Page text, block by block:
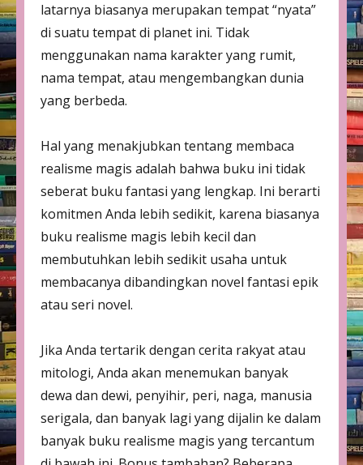
latarnya biasanya merupakan tempat “nyata”
di suatu tempat di planet ini. Tidak
menggunakan nama karakter yang rumit,
nama tempat, atau mengembangkan dunia
yang berbeda.
Hal yang menakjubkan tentang membaca
realisme magis adalah bahwa buku ini tidak
seberat buku fantasi yang lengkap. Ini berarti
komitmen Anda lebih sedikit, karena biasanya
buku realisme magis lebih kecil dan
membutuhkan lebih sedikit usaha untuk
membacanya dibandingkan novel fantasi epik
atau seri novel.
Jika Anda tertarik dengan cerita rakyat atau
mitologi, Anda akan menemukan banyak
dewa dan dewi, penyihir, peri, naga, manusia
serigala, dan banyak lagi yang dijalin ke dalam
banyak buku realisme magis yang tercantum